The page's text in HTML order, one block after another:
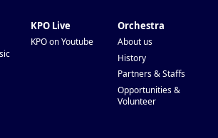
KPO Live
KPO on Youtube
Orchestra
About us
History
Partners & Staffs
Opportunities &
Volunteer